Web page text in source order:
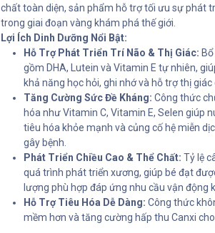
chất toàn diện, sản phẩm hỗ trợ tối ưu sự phát
trong giai đoạn vàng khám phá thế giới.
Lợi Ích Dinh Dưỡng Nổi Bật:
Hỗ Trợ Phát Triển Trí Não & Thị Giác:
gồm DHA, Lutein và Vitamin E tự nhiên,
khả năng học hỏi, ghi nhớ và hỗ trợ thị giác
Tăng Cường Sức Đề Kháng: Công thức
hóa như Vitamin C, Vitamin E, Selen giúp
tiêu hóa khỏe mạnh và củng cố hệ miễn
gây bệnh.
Phát Triển Chiều Cao & Thể Chất: Tỷ lệ
quá trình phát triển xương, giúp bé đạt
lượng phù hợp đáp ứng nhu cầu vận động
Hỗ Trợ Tiêu Hóa Dễ Dàng: Công thức
mềm hơn và tăng cường hấp thu Canxi